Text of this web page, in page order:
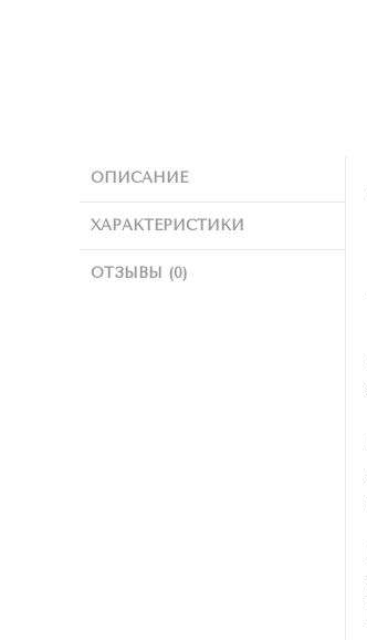
ОПИСАНИЕ
ХАРАКТЕРИСТИКИ
ОТЗЫВЫ (0)